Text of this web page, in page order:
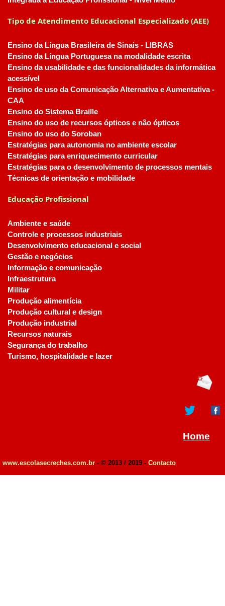
Tipo de Atendimento Educacional Especializado (AEE)
Ensino da Língua Brasileira de Sinais - LIBRAS
Ensino da Língua Portuguesa na modalidade escrita
Ensino da usabilidade e das funcionalidades da informática
acessível
Ensino de uso da Comunicação Alternativa e Aumentativa -
CAA
Ensino do Sistema Braille
Ensino do uso de recursos ópticos e não ópticos
Ensino do uso do Soroban
Estratégias para autonomia no ambiente escolar
Estratégias para enriquecimento curricular
Estratégias para o desenvolvimento de processos mentais
Técnicas de orientação e mobilidade
Educação Profissional
Ambiente e saúde
Controle e processos industriais
Desenvolvimento educacional e social
Gestão e negócios
Informação e comunicação
Infraestrutura
Militar
Produção alimentícia
Produção cultural e design
Produção industrial
Recursos naturais
Segurança do trabalho
Turismo, hospitalidade e lazer
Home
www.escolasecreches.com.br - © 2013 / 2019 - Contacto